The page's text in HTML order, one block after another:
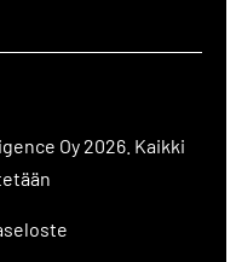
Oy 2026. Kaikki